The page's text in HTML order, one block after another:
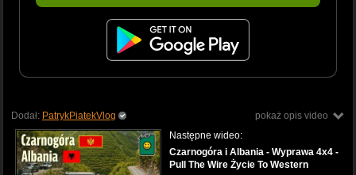
pokaż opis video
Dodał: PatrykPiatekVlog
Następne wideo:
Czarnogóra i Albania - Wyprawa 4x4 -
Pull The Wire Życie To Western